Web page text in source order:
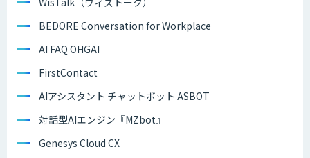
BEDORE Conversation for Workplace
AI FAQ OHGAI
FirstContact
AIアシスタント チャットボット ASBOT
対話型AIエンジン『MZbot』
Genesys Cloud CX